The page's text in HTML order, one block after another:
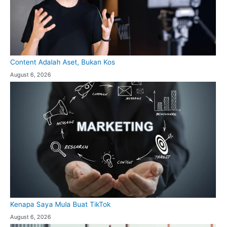
Content Adalah Aset, Bukan Kos
August 6, 2026
Kenapa Saya Mula Buat TikTok
August 6, 2026